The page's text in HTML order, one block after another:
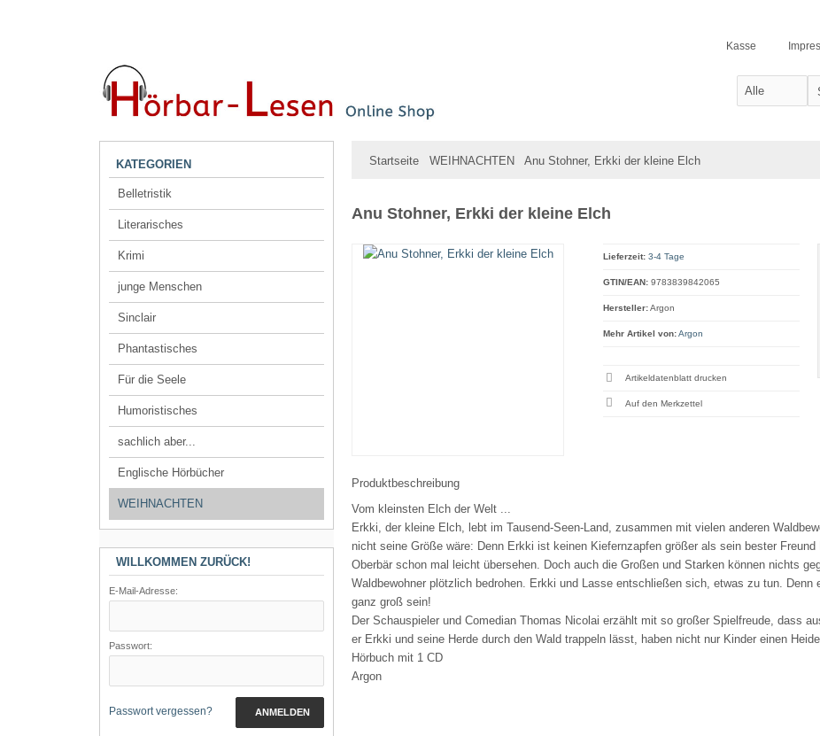
Kasse
Startseite WEIHNACHTEN Anu Stohner, Erkki der kleine Elch
Anu Stohner, Erkki der kleine Elch
Lieferzeit: 3-4 Tage
GTIN/EAN: 9783839842065
Hersteller:Argon
Mehr Artikel von:Argon
Artikeldatenblatt drucken
Produktbeschreibung
Vom kleinsten Elch der Welt ...
Erkki, der kleine Elch, lebt im Tausend-Seen-Land, zusammen mit vielen anderen
nicht seine Größe wäre: Denn Erkki ist keinen Kiefernzapfen größer als sein bester
Oberbär schon mal leicht übersehen. Doch auch die Großen und Starken können nichts
Waldbewohner plötzlich bedrohen. Erkki und Lasse entschließen sich, etwas zu tun.
ganz groß sein!
Der Schauspieler und Comedian Thomas Nicolai erzählt mit so großer Spielfreude, dass
er Erkki und seine Herde durch den Wald trappeln lässt, haben nicht nur Kinder einen
Hörbuch mit 1 CD
Argon
KATEGORIEN
Belletristik
Literarisches
Krimi
junge Menschen
Sinclair
Phantastisches
Für die Seele
Humoristisches
sachlich aber...
Englische Hörbücher
WEIHNACHTEN
WILLKOMMEN ZURÜCK!
E-Mail-Adresse:
Passwort:
Passwort vergessen? ANMELDEN